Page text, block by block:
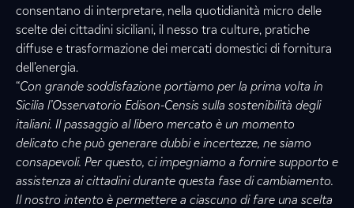
consentano di interpretare, nella quotidianità micro delle
scelte dei cittadini siciliani, il nesso tra culture, pratiche
diffuse e trasformazione dei mercati domestici di fornitura
dell’energia.
“Con grande soddisfazione portiamo per la prima volta in
Sicilia l’Osservatorio Edison-Censis sulla sostenibilità degli
italiani. Il passaggio al libero mercato è un momento
delicato che può generare dubbi e incertezze, ne siamo
consapevoli. Per questo, ci impegniamo a fornire supporto e
assistenza ai cittadini durante questa fase di cambiamento.
Il nostro intento è permettere a ciascuno di fare una scelta